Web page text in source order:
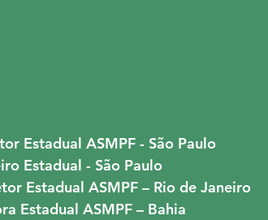
Estadual ASMPF - São Paulo
Estadual - São Paulo
Estadual ASMPF – Rio de Janeiro
Estadual ASMPF – Bahia